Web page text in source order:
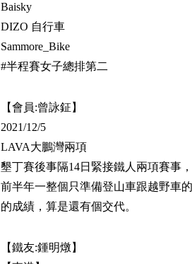
Baisky
DIZO 自行車
Sammore_Bike
#半程賽女子總排第二
【會員:曾詠鉦】
2021/12/5
LAVA大鵬灣兩項
墾丁賽後事隔14日緊接鐵人兩項賽事
前半年一整個只準備登山車跟越野車
的成績，算是還有個交代。
【鐵友:鍾明燉】